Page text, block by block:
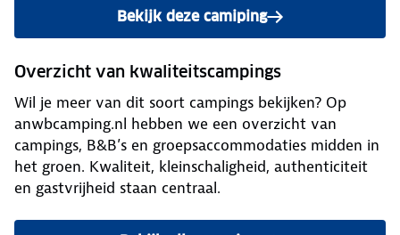
Bekijk deze camiping
Overzicht van kwaliteitscampings
Wil je meer van dit soort campings bekijken? Op
anwbcamping.nl hebben we een overzicht van
campings, B&B’s en groepsaccommodaties midden in
het groen. Kwaliteit, kleinschaligheid, authenticiteit
en gastvrijheid staan centraal.